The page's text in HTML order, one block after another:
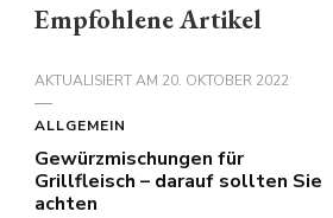
Empfohlene Artikel
AKTUALISIERT AM 20. OKTOBER 2022
ALLGEMEIN
Gewürzmischungen für
Grillfleisch – darauf sollten Sie
achten